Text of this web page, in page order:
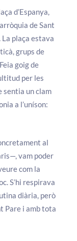
d’Espanya,
de Sant
plaça estava
grups de
goig de
per les
sentia un clam
a l’uníson:
al
vam poder
com la
S’hi respirava
diària, però
Pare i amb tota